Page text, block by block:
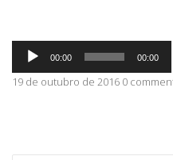
ABRANGÊNCIA
Tocador
áudio
00:00 00:00
19 de outubro de 2016 0